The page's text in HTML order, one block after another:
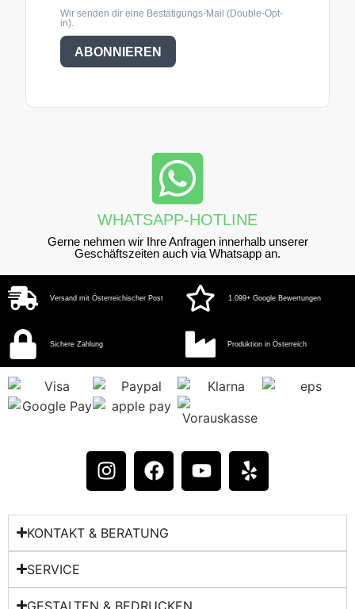
Wir senden dir eine Bestätigungs-Mail (Double-Opt-
in).
ABONNIEREN
WHATSAPP-HOTLINE
Gerne nehmen wir Ihre Anfragen innerhalb unserer
Geschäftszeiten auch via Whatsapp an.
Versand mit Österreichischer Post 1.099+ Google Bewertungen
Sichere Zahlung Produktion in Österreich
KONTAKT & BERATUNG​
SERVICE
GESTALTEN & BEDRUCKEN